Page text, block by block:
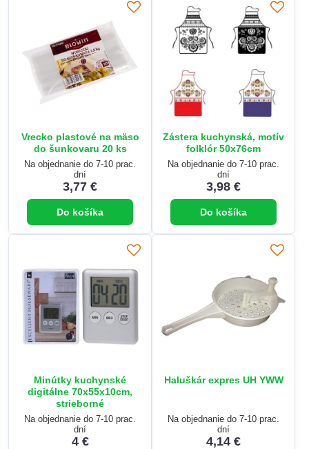
Vrecko plastové na mäso
do šunkovaru 20 ks
Na objednanie do 7-10 prac.
dní
3,77 €
Do košíka
Zástera kuchynská, motív
folklór 50x76cm
Na objednanie do 7-10 prac.
dní
3,98 €
Do košíka
Minútky kuchynské
digitálne 70x55x10cm,
strieborné
Na objednanie do 7-10 prac.
dní
4 €
Haluškár expres UH YWW
Na objednanie do 7-10 prac.
dní
4,14 €